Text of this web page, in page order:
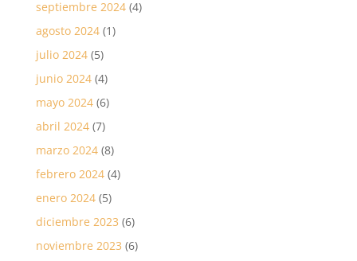
septiembre 2024(4)
agosto 2024(1)
julio 2024(5)
junio 2024(4)
mayo 2024(6)
abril 2024(7)
marzo 2024(8)
febrero 2024(4)
enero 2024(5)
diciembre 2023 (6)
noviembre 2023 (6)